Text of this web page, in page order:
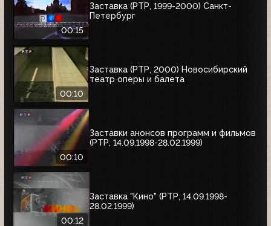
00:15
Заставка (РТР, 1999-2000) Санкт-
Петербург
00:10
Заставка (РТР, 2000) Новосибирский
театр оперы и балета
00:10
Заставки анонсов программ и фильмов
(РТР, 14.09.1998-28.02.1999)
00:12
Заставка "Кино" (РТР, 14.09.1998-
28.02.1999)